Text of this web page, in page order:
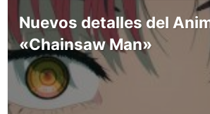
Nuevos detalles del
«Chainsaw Man»